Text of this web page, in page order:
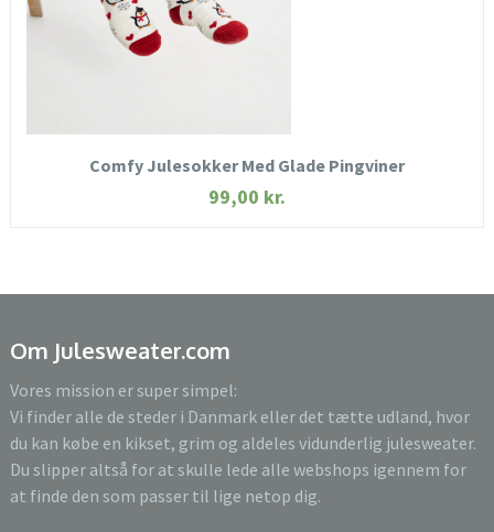
Comfy Julesokker Med Glade Pingviner
99,00 kr.
Om Julesweater.com
Vores mission er super simpel:
Vi finder alle de steder i Danmark eller det tætte udland, hvor
du kan købe en kikset, grim og aldeles vidunderlig julesweater.
Du slipper altså for at skulle lede alle webshops igennem for
at finde den som passer til lige netop dig.